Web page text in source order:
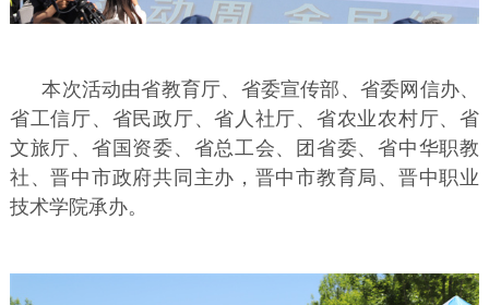
本次活动由省教育厅、省委宣传部、省委网信办、
省工信厅、省民政厅、省人社厅、省农业农村厅、省
文旅厅、省国资委、省总工会、团省委、省中华职教
社、晋中市政府共同主办，晋中市教育局、晋中职业
技术学院承办。